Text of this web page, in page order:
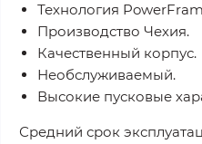
Технология
Производство Чехия.
Качественный корпус.
Необслуживаемый.
Высокие пусковые
Средний срок